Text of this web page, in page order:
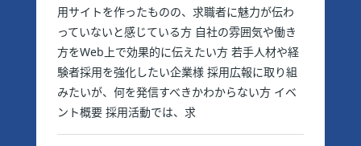
用サイトを作ったものの、求職者に魅力が伝わ
っていないと感じている方 自社の雰囲気や働き
方をWeb上で効果的に伝えたい方 若手人材や経
験者採用を強化したい企業様 採用広報に取り組
みたいが、何を発信すべきかわからない方 イベ
ント概要 採用活動では、求